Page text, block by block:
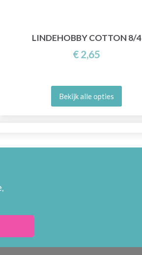
LINDEHOBBY COTTON 8/4
€ 2,65
Bekijk alle opties